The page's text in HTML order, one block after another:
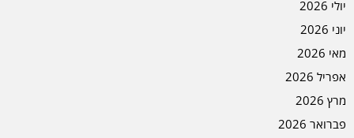
יולי 2026
יוני 2026
מאי 2026
אפריל 2026
מרץ 2026
פברואר 2026